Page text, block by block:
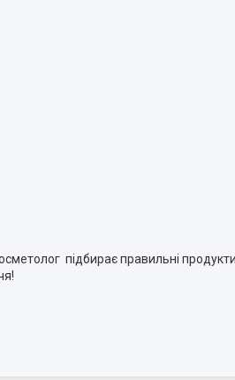
підбирає правильні продукти